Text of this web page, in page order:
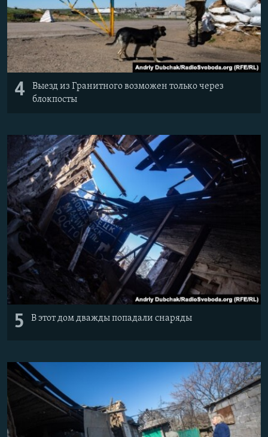
4
Выезд из Гранитного возможен только через
блокпосты
5 В этот дом дважды попадали снаряды